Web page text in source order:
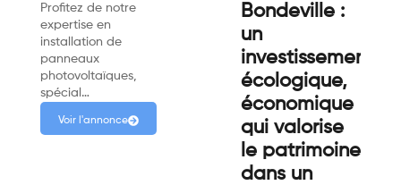
Profitez de notre
expertise en
installation de
panneaux
photovoltaïques,
spécial…
Voir l'annonce
Bondeville :
un
investissement
écologique,
économique
qui valorise
le patrimoine
dans un